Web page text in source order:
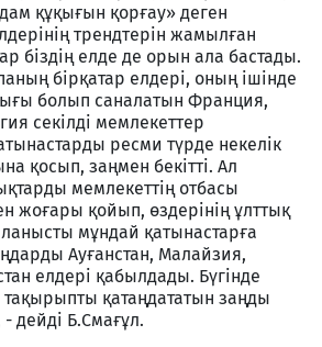
құқығын қорғау» деген
трендтерін жамылған
біздің елде де орын ала бастады.
бірқатар елдері, оның ішінде
болып саналатын Франция,
секілді мемлекеттер
ресми түрде некелік
қосып, заңмен бекітті. Ал
мемлекеттің отбасы
жоғары қойып, өздерінің ұлттық
мұндай қатынастарға
Ауғанстан, Малайзия,
елдері қабылдады. Бүгінде
қатаңдататын заңды
дейді Б.Смағұл.